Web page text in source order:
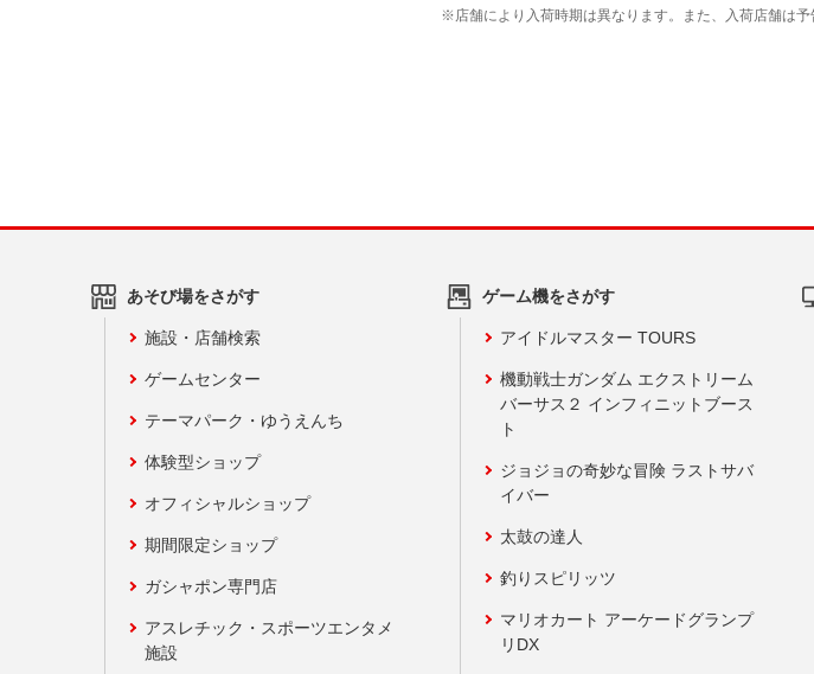
あそび場をさがす
施設・店舗検索
ゲームセンター
テーマパーク・ゆうえんち
体験型ショップ
オフィシャルショップ
期間限定ショップ
ガシャポン専門店
アスレチック・スポーツエンタメ
施設
ゲーム機をさがす
アイドルマスター TOURS
機動戦士ガンダム エクストリーム
バーサス２ インフィニットブース
ト
ジョジョの奇妙な冒険 ラストサバ
イバー
太鼓の達人
釣りスピリッツ
マリオカート アーケードグランプ
リDX